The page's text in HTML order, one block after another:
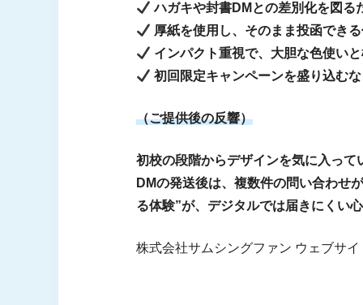
ハガキや封書DMとの差別化を図る
厚紙を使用し、そのまま投函でき
インパクト重視で、大胆な色使い
初回限定キャンペーンを盛り込む
（ご提供後の反響）
初校の段階からデザインを気に入っ
DMの発送後は、複数件の問い合わせ
る体験”が、デジタルでは届きにくい
株式会社サムシングファン ウェブサイ